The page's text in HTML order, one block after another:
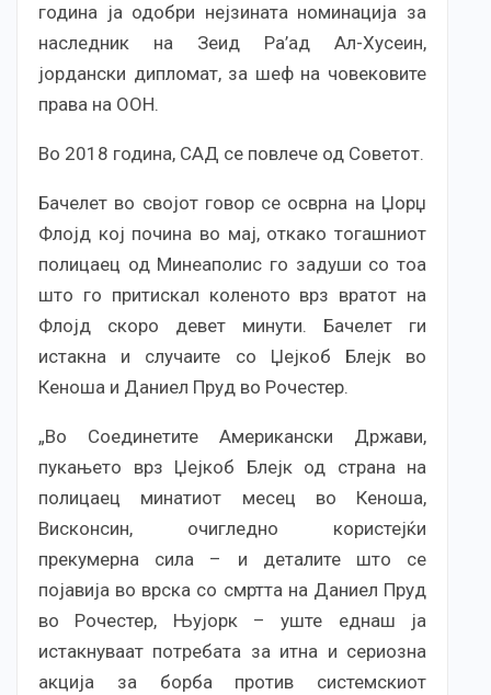
година ја одобри нејзината номинација за
наследник на Зеид Ра’ад Ал-Хусеин,
јордански дипломат, за шеф на човековите
права на ООН.
Во 2018 година, САД се повлече од Советот.
Бачелет во својот говор се осврна на Џорџ
Флојд кој почина во мај, откако тогашниот
полицаец од Минеаполис го задуши со тоа
што го притискал коленото врз вратот на
Флојд скоро девет минути. Бачелет ги
истакна и случаите со Џејкоб Блејк во
Кеноша и Даниел Пруд во Рочестер.
„Во Соединетите Американски Држави,
пукањето врз Џејкоб Блејк од страна на
полицаец минатиот месец во Кеноша,
Висконсин, очигледно користејќи
прекумерна сила – и деталите што се
појавија во врска со смртта на Даниел Пруд
во Рочестер, Њујорк – уште еднаш ја
истакнуваат потребата за итна и сериозна
акција за борба против системскиот